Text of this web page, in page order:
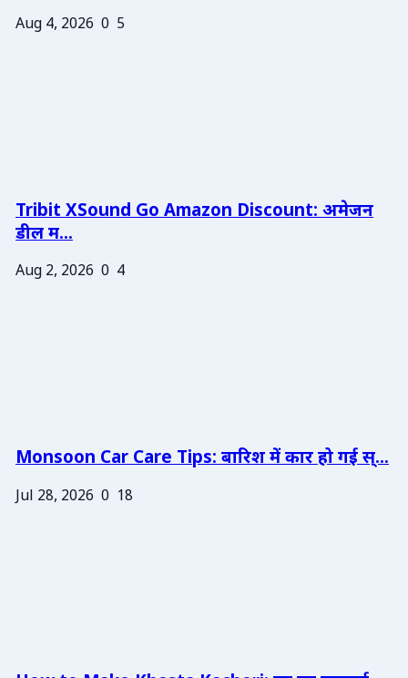
Aug 4, 2026 0 5
Tribit XSound Go Amazon Discount: अमेजन
डील म...
Aug 2, 2026 0 4
Monsoon Car Care Tips: बारिश में कार हो गई स्...
Jul 28, 2026 0 18